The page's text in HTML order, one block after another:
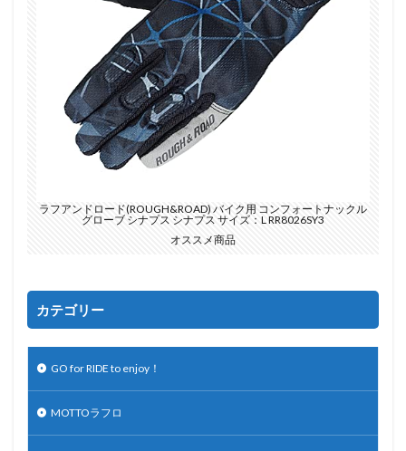
ラフアンドロード(ROUGH&ROAD) バイク用 コンフォートナックル
グローブ シナプス シナプス サイズ：L RR8026SY3
オススメ商品
カテゴリー
GO for RIDE to enjoy！
MOTTOラフロ